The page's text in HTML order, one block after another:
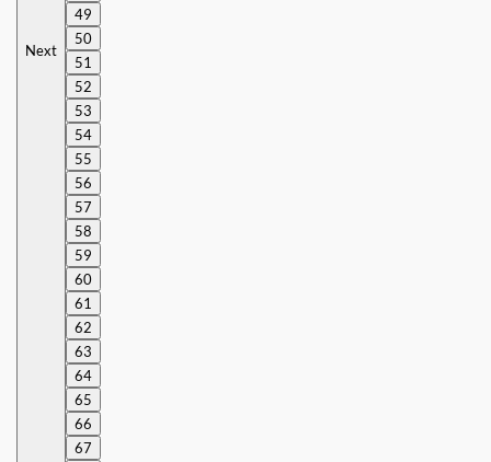
Next
49
50
51
52
53
54
55
56
57
58
59
60
61
62
63
64
65
66
67